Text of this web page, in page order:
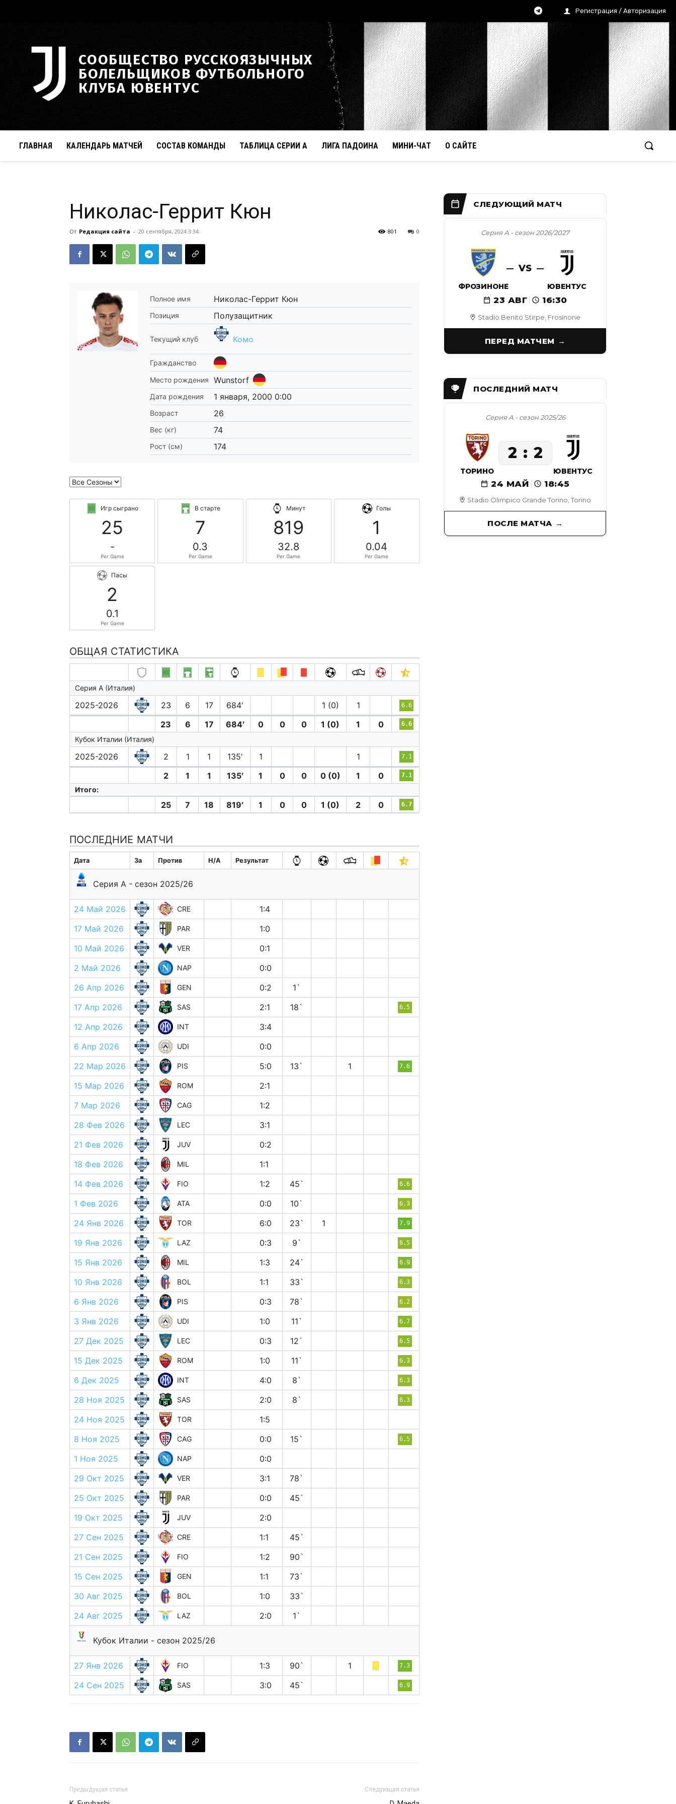
Регистрация / Авторизация
СООБЩЕСТВО РУССКОЯЗЫЧНЫХ
БОЛЕЛЬЩИКОВ ФУТБОЛЬНОГО
КЛУБА ЮВЕНТУС
ГЛАВНАЯ КАЛЕНДАРЬ МАТЧЕЙ СОСТАВ КОМАНДЫ ТАБЛИЦА СЕРИИ А ЛИГА ПАДОИНА МИНИ-ЧАТ О САЙТЕ
Николас-Геррит Кюн
От Редакция сайта - 20 сентября, 2024 3:34 0
801
Полное имя Николас-Геррит Кюн
Позиция Полузащитник
Текущий клуб Комо
Гражданство
Место рождения
Wunstorf
Дата рождения 1 января, 2000 0:00
Возраст 26
Вес (кг) 74
Рост (см) 174
Игр сыграно
25
-
Per Game
В старте
7
0.3
Per Game
Минут
819
32.8
Per Game
Голы
1
0.04
Per Game
Пасы
2
0.1
Per Game
ОБЩАЯ СТАТИСТИКА
Серия А (Италия)
2025-2026 23 6 17 684′ 1 (0) 1 6.6
23 6 17 684′ 0 0 0 1 (0) 1 0 6.6
Кубок Италии (Италия)
2025-2026 2 1 1 135′ 1 1 7.1
2 1 1 135′ 1 0 0 0 (0) 1 0 7.1
Итого:
25 7 18 819′ 1 0 0 1 (0) 2 0 6.7
ПОСЛЕДНИЕ МАТЧИ
Дата За Против H/A Результат
Серия А - сезон 2025/26
24 Май 2026 CRE
1:4
17 Май 2026
PAR
1:0
10 Май 2026
VER
0:1
2 Май 2026
NAP
0:0
26 Апр 2026
GEN 0:2
1`
17 Апр 2026
SAS 2:1 18` 6.5
12 Апр 2026 INT
3:4
6 Апр 2026
UDI
0:0
22 Мар 2026
PIS 5:0 13` 1 7.6
15 Мар 2026 ROM
2:1
7 Мар 2026
CAG
1:2
28 Фев 2026
LEC
3:1
21 Фев 2026
JUV
0:2
18 Фев 2026
MIL
1:1
14 Фев 2026
FIO 1:2 45` 6.6
1 Фев 2026 ATA 0:0 10` 6.3
24 Янв 2026 TOR 6:0 23` 1 7.9
19 Янв 2026 LAZ 0:3 9` 6.5
15 Янв 2026 MIL 1:3 24` 6.9
10 Янв 2026 BOL 1:1 33` 6.3
6 Янв 2026 PIS 0:3 78` 6.2
3 Янв 2026 UDI 1:0 11` 6.7
27 Дек 2025 LEC 0:3 12` 6.5
15 Дек 2025 ROM 1:0 11` 6.3
6 Дек 2025 INT 4:0 8` 6.3
28 Ноя 2025 SAS 2:0 8` 6.3
24 Ноя 2025 TOR
1:5
8 Ноя 2025
CAG 0:0 15` 6.5
1 Ноя 2025 NAP
0:0
29 Окт 2025
VER 3:1
78`
25 Окт 2025
PAR 0:0
45`
19 Окт 2025
JUV
2:0
27 Сен 2025
CRE 1:1
45`
21 Сен 2025
FIO 1:2
90`
15 Сен 2025
GEN 1:1
73`
30 Авг 2025
BOL 1:0
33`
24 Авг 2025
LAZ 2:0 1`
Кубок Италии - сезон 2025/26
27 Янв 2026 FIO 1:3 90` 1 7.3
24 Сен 2025 SAS 3:0 45` 6.9
Предыдущая статья Следующая статья
Stadio Benito Stirpe, Frosinone
Серия А - сезон 2026/2027
ФРОЗИНОНЕ
VS
ЮВЕНТУС
23 АВГ 16:30
ПЕРЕД МАТЧЕМ
Stadio Olimpico Grande Torino, Torino
Серия А - сезон 2025/26
24 МАЙ 18:45
ТОРИНО
2 2
ЮВЕНТУС
ПОСЛЕ МАТЧА